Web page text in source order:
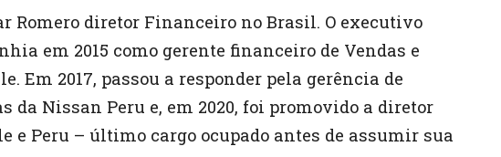
Romero diretor Financeiro no Brasil. O executivo
em 2015 como gerente financeiro de Vendas e
Em 2017, passou a responder pela gerência de
da Nissan Peru e, em 2020, foi promovido a diretor
e Peru – último cargo ocupado antes de assumir sua